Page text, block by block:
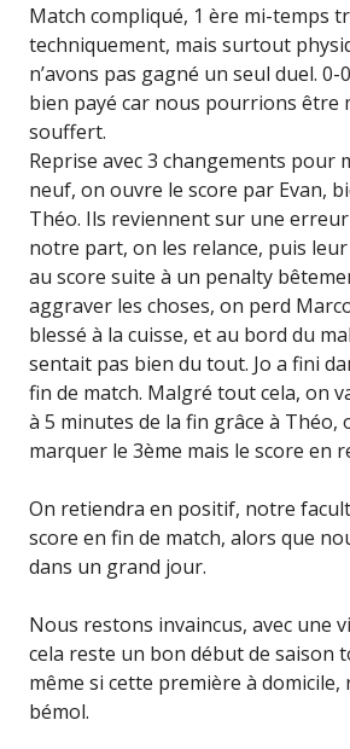
Match compliqué, 1 ère mi-temps
techniquement, mais surtout
n’avons pas gagné un seul duel. 0-
bien payé car nous pourrions être
souffert.
Reprise avec 3 changements pour
neuf, on ouvre le score par Evan,
Théo. Ils reviennent sur une
notre part, on les relance, puis leur
au score suite à un penalty
aggraver les choses, on perd
blessé à la cuisse, et au bord du
sentait pas bien du tout. Jo a fini
fin de match. Malgré tout cela, on
à 5 minutes de la fin grâce à Théo,
marquer le 3ème mais le score en
On retiendra en positif, notre
score en fin de match, alors que
dans un grand jour.
Nous restons invaincus, avec une
cela reste un bon début de saison
même si cette première à
bémol.